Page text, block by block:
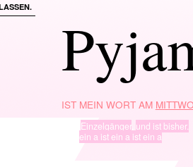
IST MEIN WORT AM
Einzelgänger, und ist bisher.
ein a ist ein a ist ein a